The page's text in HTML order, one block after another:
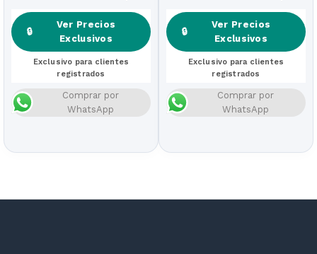
🔒
Ver Precios
Exclusivos
Exclusivo para clientes
registrados
Comprar por
WhatsApp
🔒
Ver Precios
Exclusivos
Exclusivo para clientes
registrados
Comprar por
WhatsApp